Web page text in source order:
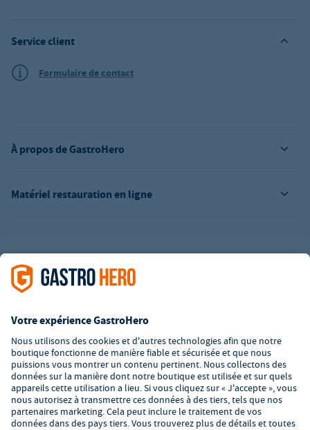
Matériel restauration en ligne
À propos de GastroHero
Service client
Formulaire de contact
L’offre de la société GastroHero est exclusivement destinée aux
entreprises. Tous les prix sont des prix unitaires nets majorés de
Certaines méthodes de paiement peuvent entraîner des frais
supplémentaires.
² PVC : Prix de Vente Conseillé par le fabricant
*A partir d'un montant de 350€ net. Jusqu'à cette date, les frais
de port s'élèvent à 7,90€ (hors TVA).